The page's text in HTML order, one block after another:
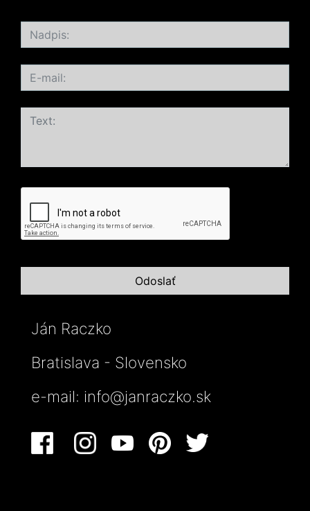
Ján Raczko
Bratislava - Slovensko
e-mail: info@janraczko.sk